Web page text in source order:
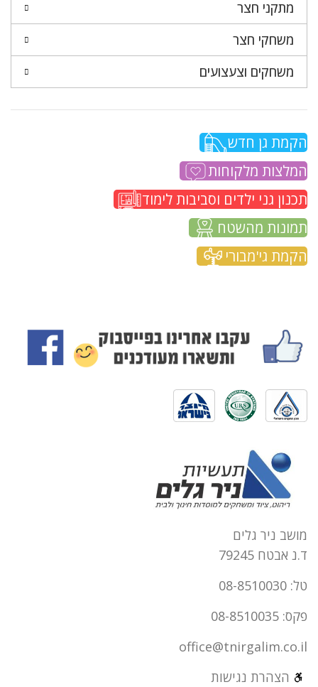
מתקני חצר
משחקי חצר
משחקים וצעצועים
הקמת גן חדש
המלצות מלקוחות
תכנון גני ילדים וסביבות לימוד
תמונות מהשטח
הקמת גי'מבורי
מושב ניר גלים
ד.נ אבטח 79245
טל: 08-8510030
פקס: 08-8510035
office@tnirgalim.co.il
הצהרת נגישות